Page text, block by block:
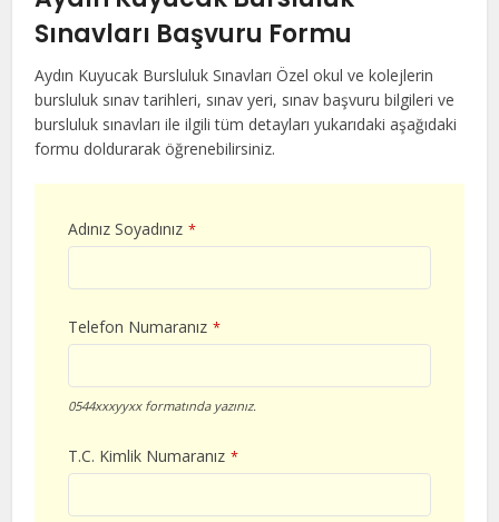
Sınavları Başvuru Formu
Aydın Kuyucak Bursluluk Sınavları Özel okul ve kolejlerin
bursluluk sınav tarihleri, sınav yeri, sınav başvuru bilgileri ve
bursluluk sınavları ile ilgili tüm detayları yukarıdaki aşağıdaki
formu doldurarak öğrenebilirsiniz.
Adınız Soyadınız *
Telefon Numaranız *
0544xxxyyxx formatında yazınız.
T.C. Kimlik Numaranız *